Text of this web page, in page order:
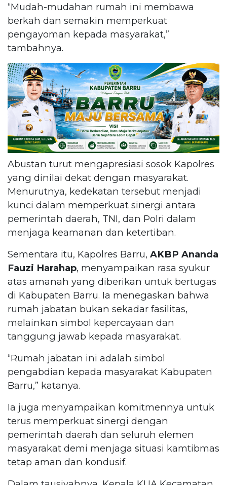
“Mudah-mudahan rumah ini membawa
berkah dan semakin memperkuat
pengayoman kepada masyarakat,”
tambahnya.
Abustan turut mengapresiasi sosok Kapolres
yang dinilai dekat dengan masyarakat.
Menurutnya, kedekatan tersebut menjadi
kunci dalam memperkuat sinergi antara
pemerintah daerah, TNI, dan Polri dalam
menjaga keamanan dan ketertiban.
Sementara itu, Kapolres Barru, AKBP Ananda
Fauzi Harahap, menyampaikan rasa syukur
atas amanah yang diberikan untuk bertugas
di Kabupaten Barru. Ia menegaskan bahwa
rumah jabatan bukan sekadar fasilitas,
melainkan simbol kepercayaan dan
tanggung jawab kepada masyarakat.
“Rumah jabatan ini adalah simbol
pengabdian kepada masyarakat Kabupaten
Barru,” katanya.
Ia juga menyampaikan komitmennya untuk
terus memperkuat sinergi dengan
pemerintah daerah dan seluruh elemen
masyarakat demi menjaga situasi kamtibmas
tetap aman dan kondusif.